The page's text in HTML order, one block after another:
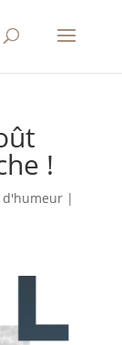
!
d'humeur|